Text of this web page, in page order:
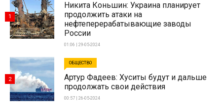
Никита Коньшин: Украина планирует
продолжить атаки на
нефтеперерабатывающие заводы
России
01:06 | 29-05-2024
1
ОБЩЕСТВО
Артур Фадеев: Хуситы будут и дальше
продолжать свои действия
00:57 | 26-05-2024
2